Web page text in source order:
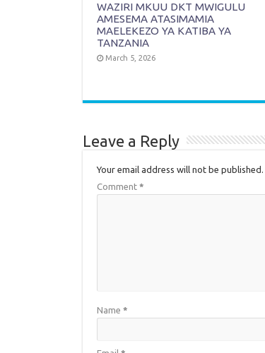
WAZIRI MKUU DKT MWIGULU
AMESEMA ATASIMAMIA
MAELEKEZO YA KATIBA YA
TANZANIA
March 5, 2026
Leave a Reply
Your email address will not be published.
Comment *
Name *